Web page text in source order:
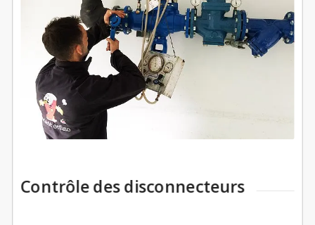
Contrôle des disconnecteurs